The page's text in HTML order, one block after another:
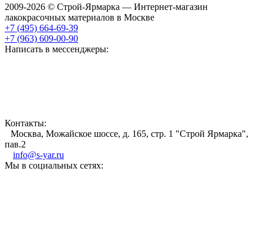
2009-2026 © Строй-Ярмарка — Интернет-магазин
лакокрасочных материалов в Москве
+7 (495) 664-69-39
+7 (963) 609-00-90
Написать в мессенджеры:
Контакты:
Москва, Можайское шоссе, д. 165, стр. 1 "Строй Ярмарка",
пав.2
info@s-yar.ru
Мы в социальных сетях: